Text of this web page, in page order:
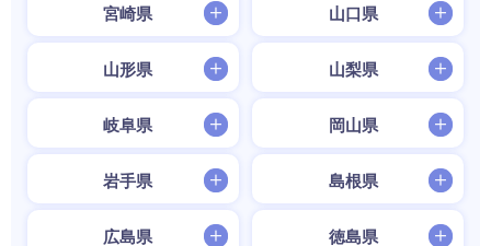
宮崎県 山口県
山形県 山梨県
岐阜県 岡山県
岩手県 島根県
広島県 徳島県